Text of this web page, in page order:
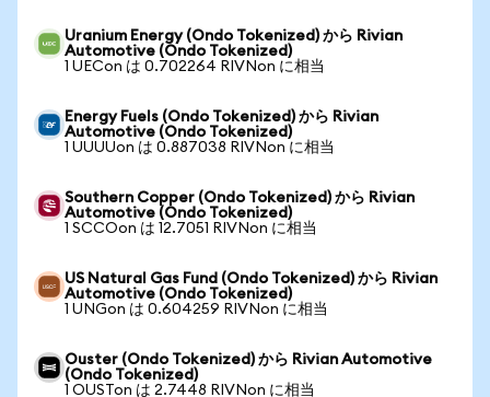
Uranium Energy (Ondo Tokenized) から Rivian
Automotive (Ondo Tokenized)
1 UECon は 0.702264 RIVNon に相当
Energy Fuels (Ondo Tokenized) から Rivian
Automotive (Ondo Tokenized)
1 UUUUon は 0.887038 RIVNon に相当
Southern Copper (Ondo Tokenized) から Rivian
Automotive (Ondo Tokenized)
1 SCCOon は 12.7051 RIVNon に相当
US Natural Gas Fund (Ondo Tokenized) から Rivian
Automotive (Ondo Tokenized)
1 UNGon は 0.604259 RIVNon に相当
Ouster (Ondo Tokenized) から Rivian Automotive
(Ondo Tokenized)
1 OUSTon は 2.7448 RIVNon に相当